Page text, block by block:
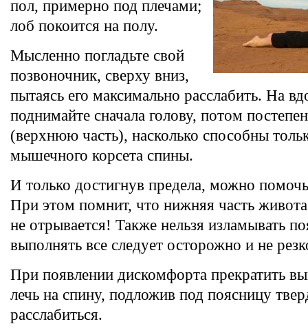
пол, примерно под плечами;
лоб покоится на полу.
Мысленно погладьте свой
позвоночник, сверху вниз,
пытаясь его максимально расслабить. На
поднимайте сначала голову, потом
(верхнюю часть), насколько способны
мышечного корсета спины.
И только достигнув предела, можно
При этом помнит, что нижняя часть
не отрывается! Также нельзя изламывать
выполнять все следует осторожно и не
При появлении дискомфорта прекратить
лечь на спину, подложив под поясницу
расслабиться.